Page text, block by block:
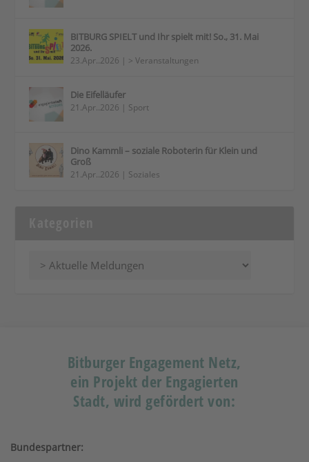
BITBURG SPIELT und Ihr spielt mit! So., 31. Mai
2026.
23.Apr..2026 | > Veranstaltungen
Die Eifelläufer
21.Apr..2026 | Sport
Dino Kammli – soziale Roboterin für Klein und
Groß
21.Apr..2026 | Soziales
Bitburger Engagement Netz,
ein Projekt der Engagierten
Stadt, wird gefördert von:
Bundespartner: